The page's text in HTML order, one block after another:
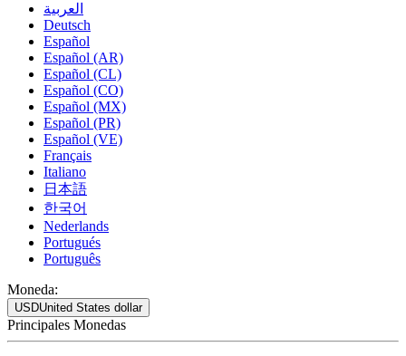
العربية
Deutsch
Español
Español (AR)
Español (CL)
Español (CO)
Español (MX)
Español (PR)
Español (VE)
Français
Italiano
日本語
한국어
Nederlands
Portugués
Português
Moneda:
USDUnited States dollar
Principales Monedas